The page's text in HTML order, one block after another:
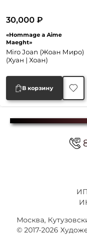
«Hommage a Aime
Maeght»
Miro Joan (Жоан Миро)
(Хуан | Хоан)
30,000₽
В корзину
Москва,
© 2017-2026